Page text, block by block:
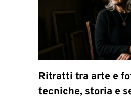
Ritratti tra arte e
tecniche, storia e